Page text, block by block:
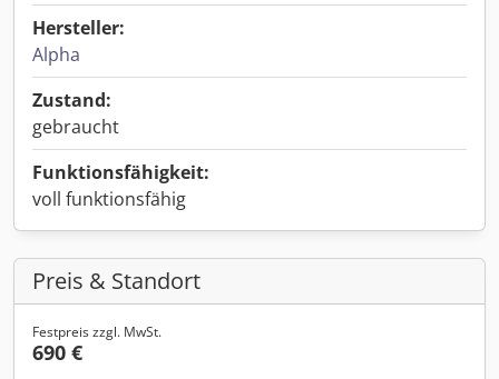
Hersteller:
Alpha
Zustand:
gebraucht
Funktionsfähigkeit:
voll funktionsfähig
Preis & Standort
Festpreis zzgl. MwSt.
690 €